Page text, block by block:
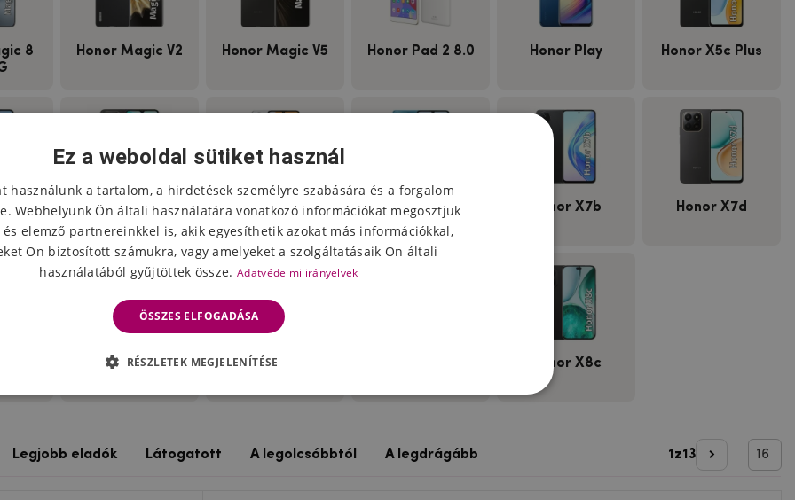
8
Honor Magic V2 Honor Magic V5 Honor Pad 2 8.0 Honor Play Honor X5c Plus
Honor X6b Honor X7 Honor X7a Honor X7b Honor X7d
Honor X8 5G Honor X8a Honor X8c
Legjobb eladók Látogatott A legolcsóbbtól A legdrágább 1z13
Ez a weboldal sütiket használ
használunk a tartalom, a hirdetések személyre szabására és a forgalom
Webhelyünk Ön általi használatára vonatkozó információkat megosztjuk
elemző partnereinkkel is, akik egyesíthetik azokat más információkkal,
Ön biztosított számukra, vagy amelyeket a szolgáltatásaik Ön általi
használatából gyűjtöttek össze. Adatvédelmi irányelvek
ÖSSZES ELFOGADÁSA
RÉSZLETEK MEGJELENÍTÉSE